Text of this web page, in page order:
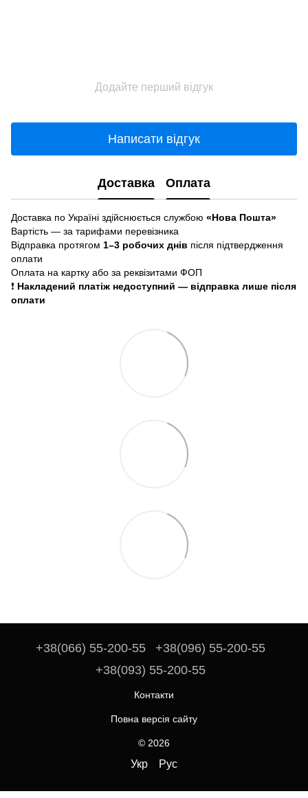
Додайте перший відгук
Написати відгук
Доставка Оплата
Доставка по Україні здійснюється службою «Нова Пошта»
Вартість — за тарифами перевізника
Відправка протягом 1–3 робочих днів після підтвердження
оплати
Оплата на картку або за реквізитами ФОП
❗ Накладений платіж недоступний — відправка лише після
оплати
+38(066) 55-200-55
+38(096) 55-200-55
+38(093) 55-200-55
Контакти
Повна версія сайту
© 2026
Укр Рус